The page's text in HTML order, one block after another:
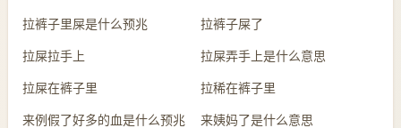
拉裤子里屎是什么预兆 拉裤子屎了
拉屎拉手上 拉屎弄手上是什么意思
拉屎在裤子里 拉稀在裤子里
来例假了好多的血是什么预兆 来姨妈了是什么意思